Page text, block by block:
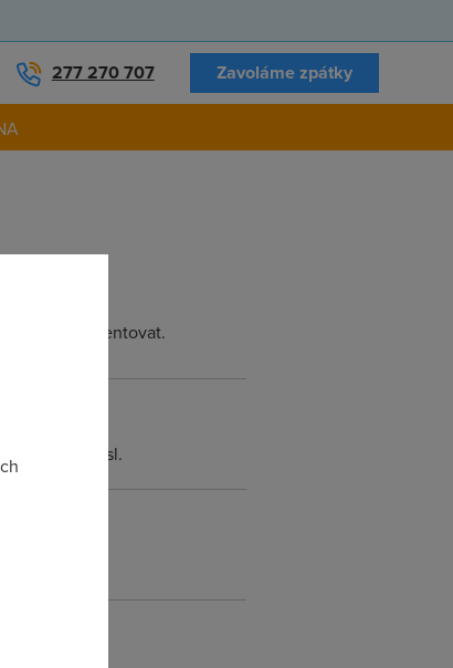
277 270 707 Zavoláme zpátky
argumentovat.
je nesmysl.